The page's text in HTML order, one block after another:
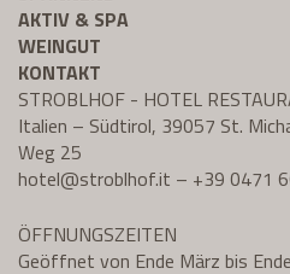
AKTIV & SPA
WEINGUT
KONTAKT
STROBLHOF - HOTEL
Italien – Südtirol, 39057 St.
Weg 25
hotel@stroblhof.it – +39 0471
ÖFFNUNGSZEITEN
Geöffnet von Ende März bis